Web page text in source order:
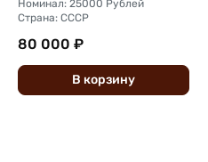
Номинал: 25000 Рублей
Страна: СССР
80 000 ₽
В корзину